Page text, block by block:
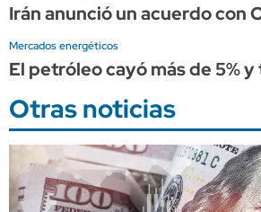
Irán anunció un acuerdo con
Mercados energéticos
El petróleo cayó más de 5%
Otras noticias